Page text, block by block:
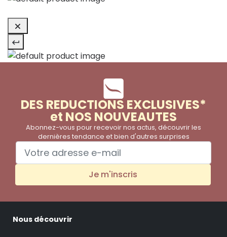
DES REDUCTIONS EXCLUSIVES*
et NOS NOUVEAUTES
Abonnez-vous pour recevoir nos actus, découvrir les
dernières tendance et bien d'autres surprises
Je m'inscris
Nous découvrir